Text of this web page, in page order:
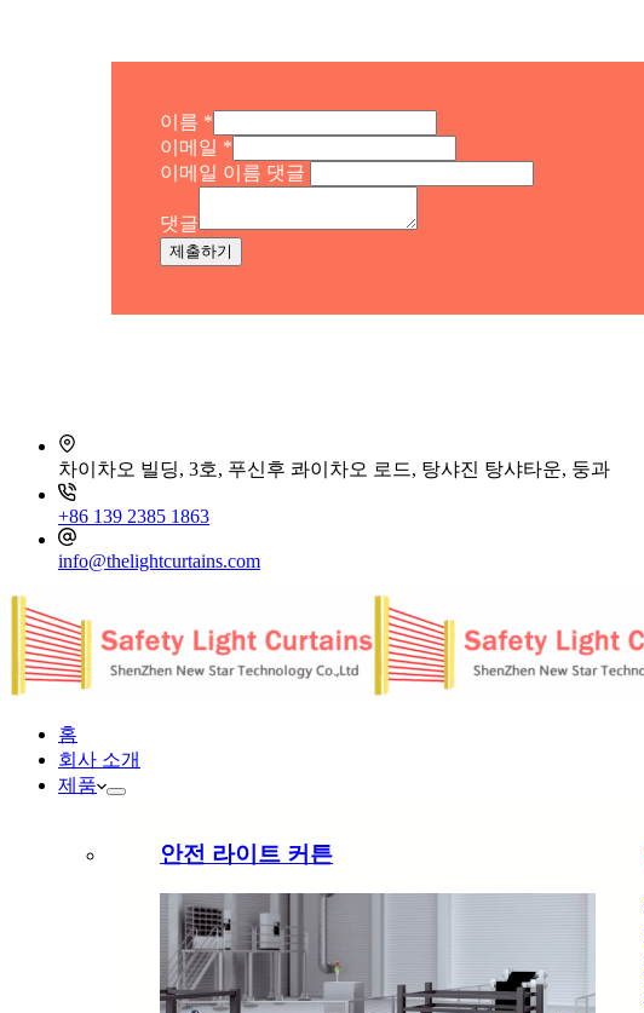
이름 *
이메일 *
이메일 이름 댓글
댓글
제출하기
차이차오 빌딩, 3호, 푸신후 콰이차오 로드, 탕샤진 탕샤타운, 둥과
+86 139 2385 1863
info@thelightcurtains.com
홈
회사 소개
제품
안전 라이트 커튼